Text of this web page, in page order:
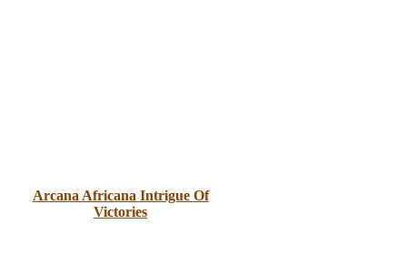
Arcana Africana Intrigue Of
Victories